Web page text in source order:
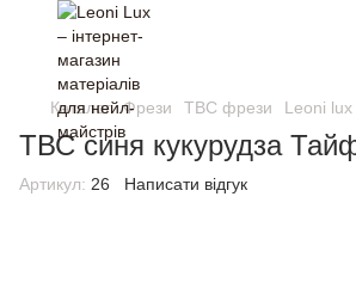
Каталог Фрези ТВС фрези Leoni lux
ТВС синя кукурудза
Артикул: 26 Написати відгук